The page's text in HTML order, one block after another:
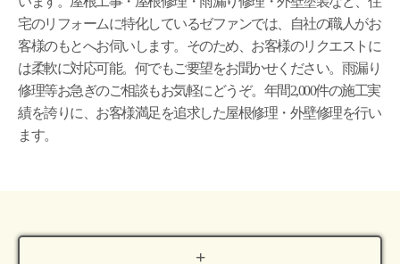
宅のリフォームに特化しているゼファンでは、自社の職人がお
客様のもとへお伺いします。そのため、お客様のリクエストに
は柔軟に対応可能。何でもご要望をお聞かせください。雨漏り
修理等お急ぎのご相談もお気軽にどうぞ。年間2,000件の施工実
績を誇りに、お客様満足を追求した屋根修理・外壁修理を行い
ます。